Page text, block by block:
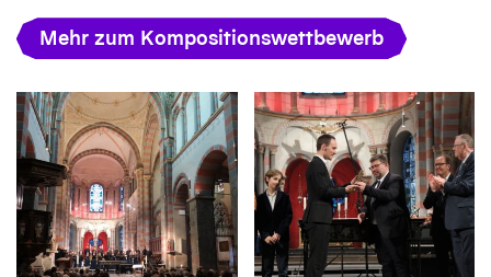
Mehr zum Kompositionswettbewerb